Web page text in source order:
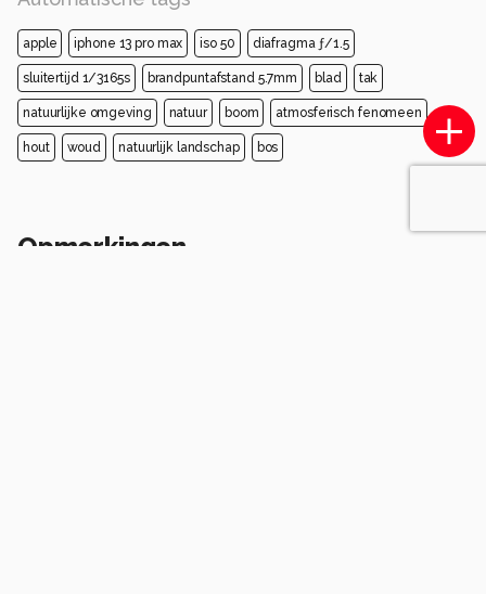
apple iphone 13 pro max iso 50 diafragma ƒ/1.5
sluitertijd 1/3165s brandpuntafstand 5.7mm blad tak
natuurlijke omgeving natuur boom atmosferisch fenomeen
hout woud natuurlijk landschap bos
Opmerkingen